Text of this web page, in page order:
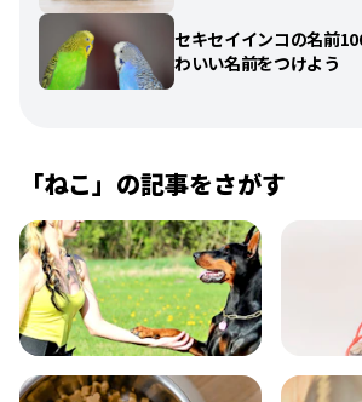
セキセイインコの名前
わいい名前をつけよう
「ねこ 」の記事をさがす
飼い方 健康